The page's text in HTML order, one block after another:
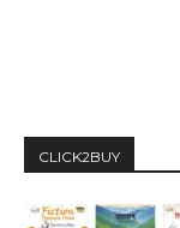
CLICK2BUY